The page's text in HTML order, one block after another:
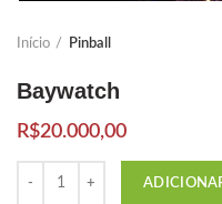
Início Pinball
Baywatch
R$20.000,00
Quantidade